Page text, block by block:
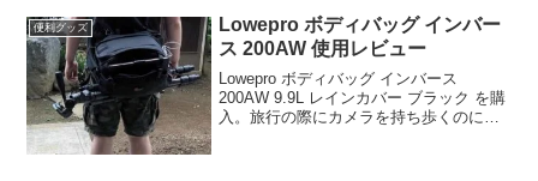
ットコンロの使い勝...
便利グッズ
Lowepro ボディバッグ インバー
ス 200AW 使用レビュー
Lowepro ボディバッグ インバース
200AW 9.9L レインカバー ブラック を購
入。旅行の際にカメラを持ち歩くのに便